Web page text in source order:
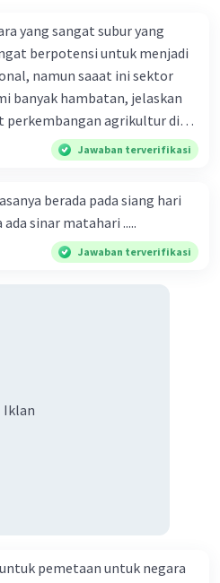
yang sangat subur yang
berpotensi untuk menjadi
namun saaat ini sektor
banyak hambatan, jelaskan
perkembangan agrikultur di
Jawaban terverifikasi
berada pada siang hari
sinar matahari .....
Jawaban terverifikasi
Iklan
pemetaan untuk negara